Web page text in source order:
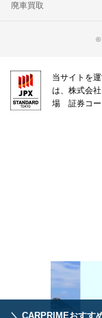
＼ CARPRIMEおすす
廃車買取
©
当サイトを
は、株式会
場 証券コー